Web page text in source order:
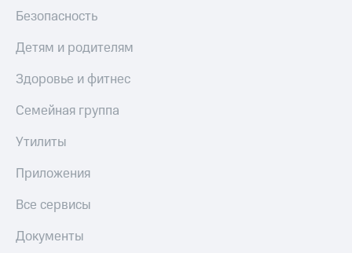
Безопасность
Детям и родителям
Здоровье и фитнес
Семейная группа
Утилиты
Приложения
Все сервисы
Документы